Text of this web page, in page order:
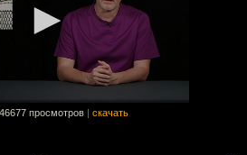
просмотров скачать